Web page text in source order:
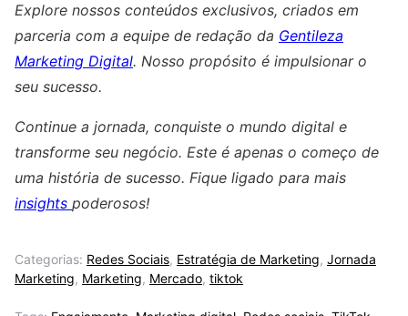
Explore nossos conteúdos exclusivos, criados em
parceria com a equipe de redação da Gentileza
Marketing Digital. Nosso propósito é impulsionar o
seu sucesso.
Continue a jornada, conquiste o mundo digital e
transforme seu negócio. Este é apenas o começo de
uma história de sucesso. Fique ligado para mais
insights poderosos!
Categorias: Redes Sociais, Estratégia de Marketing, Jornada
Marketing, Marketing, Mercado, tiktok